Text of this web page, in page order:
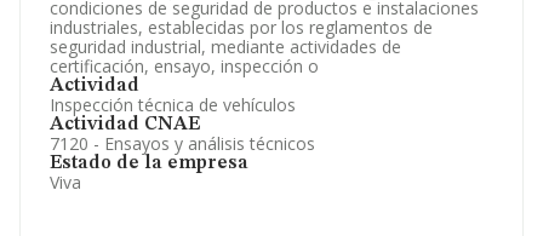
condiciones de seguridad de productos e instalaciones
industriales, establecidas por los reglamentos de
seguridad industrial, mediante actividades de
certificación, ensayo, inspección o
Actividad
Inspección técnica de vehículos
Actividad CNAE
7120 - Ensayos y análisis técnicos
Estado de la empresa
Viva